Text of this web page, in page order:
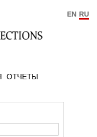
ОТЧЕТЫ
EN RU